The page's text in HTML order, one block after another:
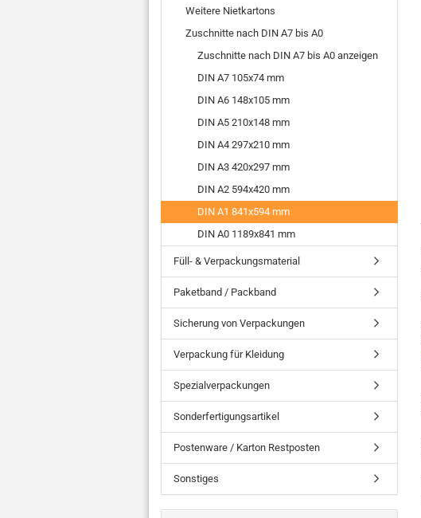
Weitere Nietkartons
Zuschnitte nach DIN A7 bis A0
Zuschnitte nach DIN A7 bis A0 anzeigen
DIN A7 105x74 mm
DIN A6 148x105 mm
DIN A5 210x148 mm
DIN A4 297x210 mm
DIN A3 420x297 mm
DIN A2 594x420 mm
DIN A1 841x594 mm
DIN A0 1189x841 mm
Füll- & Verpackungsmaterial
Paketband / Packband
Sicherung von Verpackungen
Verpackung für Kleidung
Spezialverpackungen
Sonderfertigungsartikel
Postenware / Karton Restposten
Sonstiges